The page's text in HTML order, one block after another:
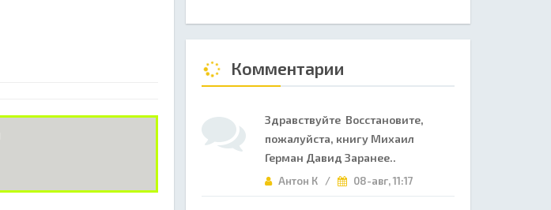
Комментарии
Здравствуйте Восстановите,
пожалуйста, книгу Михаил
Герман Давид Заранее..
Антон К / 08-авг, 11:17